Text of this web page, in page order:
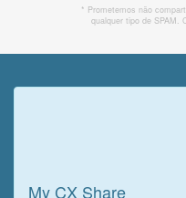
* Prometemos não
qualquer tipo de SPAM.
My CX Share